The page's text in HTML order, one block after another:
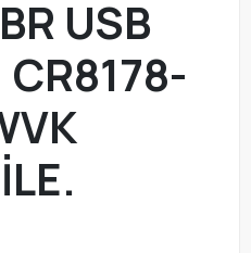
USB
CR8178-